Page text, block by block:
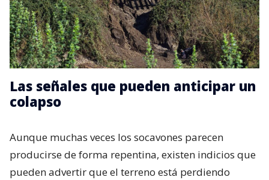
Las señales que pueden anticipar un
colapso
Aunque muchas veces los socavones parecen
producirse de forma repentina, existen indicios que
pueden advertir que el terreno está perdiendo